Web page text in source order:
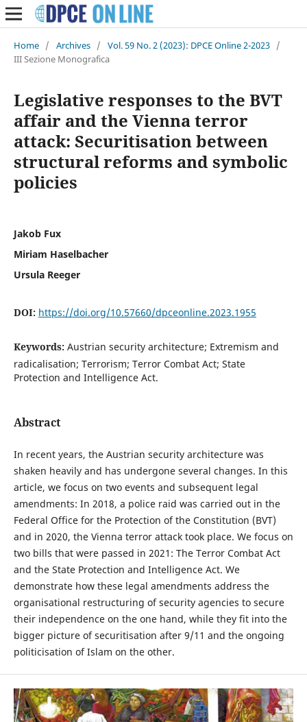
Home / Archives / Vol. 59 No. 2 (2023): DPCE Online 2-2023 /
III Sezione Monografica
Legislative responses to the BVT
affair and the Vienna terror
attack: Securitisation between
structural reforms and symbolic
policies
Jakob Fux
Miriam Haselbacher
Ursula Reeger
DOI: https://doi.org/10.57660/dpceonline.2023.1955
Keywords: Austrian security architecture; Extremism and
radicalisation; Terrorism; Terror Combat Act; State
Protection and Intelligence Act.
Abstract
In recent years, the Austrian security architecture was
shaken heavily and has undergone several changes. In this
article, we focus on two events and subsequent legal
amendments: In 2018, a police raid was carried out in the
Federal Office for the Protection of the Constitution (BVT)
and in 2020, the Vienna terror attack took place. We focus on
two bills that were passed in 2021: The Terror Combat Act
and the State Protection and Intelligence Act. We
demonstrate how these legal amendments address the
organisational restructuring of security agencies to secure
their independence on the one hand, while they fit into the
bigger picture of securitisation after 9/11 and the ongoing
politicisation of Islam on the other.